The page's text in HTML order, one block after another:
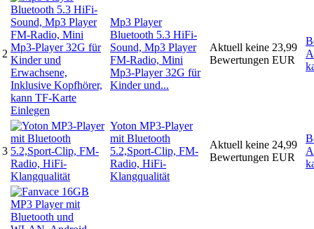
2
Mp3 Player
Bluetooth 5.3 HiFi-
Sound, Mp3 Player
FM-Radio, Mini
Mp3-Player 32G für
Kinder und...
Aktuell keine
Bewertungen
23,99
EUR
3
Yoton MP3-Player
mit Bluetooth
5.2,Sport-Clip, FM-
Radio, HiFi-
Klangqualität
Aktuell keine
Bewertungen
24,99
EUR